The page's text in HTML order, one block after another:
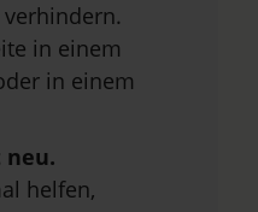
in einem
in einem
neu.
helfen,